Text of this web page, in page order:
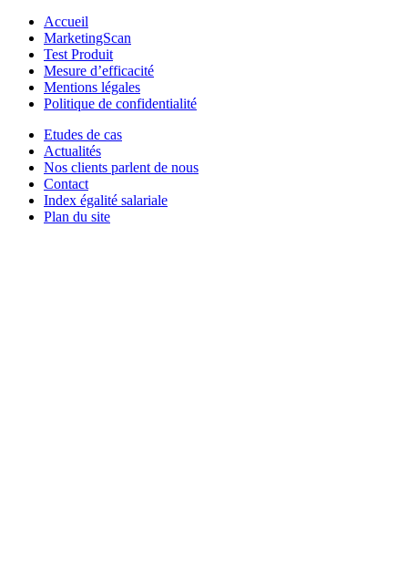
Accueil
MarketingScan
Test Produit
Mesure d’efficacité
Mentions légales
Politique de confidentialité
Etudes de cas
Actualités
Nos clients parlent de nous
Contact
Index égalité salariale
Plan du site